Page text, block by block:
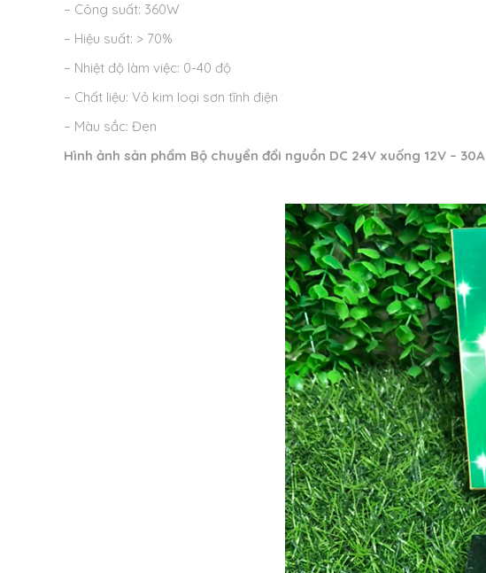
– Công suất: 360W
– Hiệu suất: > 70%
– Nhiệt độ làm việc: 0-40 độ
– Chất liệu: Vỏ kim loại sơn tĩnh điện
– Màu sắc: Đen
Hình ảnh sản phẩm Bộ chuyển đổi nguồn DC 24V xuống 12V – 30A